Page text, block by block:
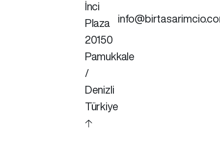
İnci
Plaza
20150
Pamukkale
/
Denizli
Türkiye
🡡